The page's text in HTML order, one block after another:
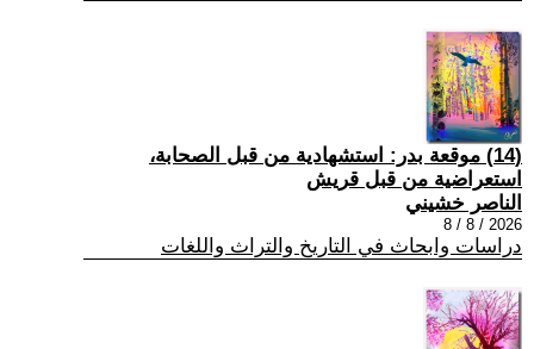
(14) موقعة بدر: استشهادية من قبل الصحابة،
استعراضية من قبل قريش
الناصر خشيني
2026 / 8 / 8
دراسات وابحاث في التاريخ والتراث واللغات